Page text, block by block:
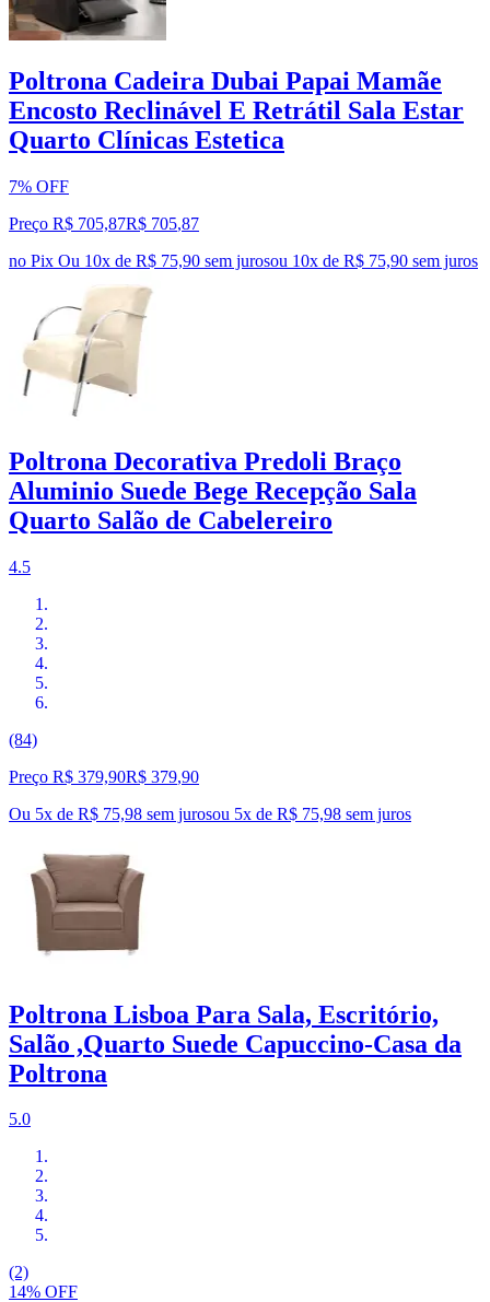
Poltrona Cadeira Dubai Papai Mamãe
Encosto Reclinável E Retrátil Sala Estar
Quarto Clínicas Estetica
7% OFF
Preço R$ 705,87R$ 705,87
no Pix Ou 10x de R$ 75,90 sem jurosou 10x de R$ 75,90 sem juros
Poltrona Decorativa Predoli Braço
Aluminio Suede Bege Recepção Sala
Quarto Salão de Cabelereiro
4.5
(84)
Preço R$ 379,90R$ 379,90
Ou 5x de R$ 75,98 sem jurosou 5x de R$ 75,98 sem juros
Poltrona Lisboa Para Sala, Escritório,
Salão ,Quarto Suede Capuccino-Casa da
Poltrona
5.0
(2)
14% OFF